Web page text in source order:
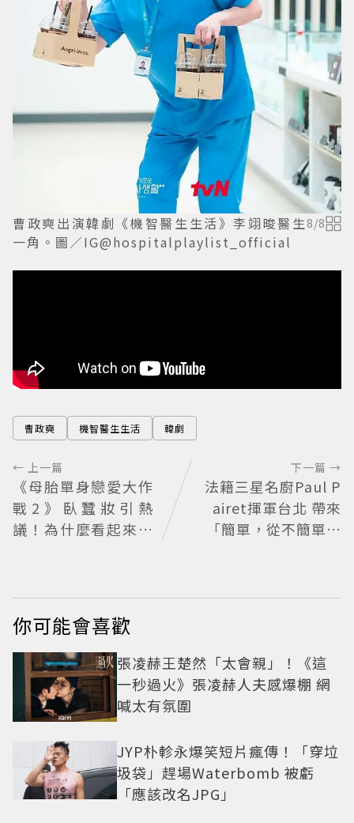
曹政奭出演韓劇《機智醫生生活》李翊晙醫生
一角。圖／IG@hospitalplaylist_official
8/8
曹政奭 機智醫生生活 韓劇
← 上一篇
《母胎單身戀愛大作
戰2》臥蠶妝引熱
議！為什麼看起來這
下一篇 →
法籍三星名廚Paul P
airet揮軍台北 帶來
「簡單，從不簡單」
你可能會喜歡
張凌赫王楚然「太會親」！《這
一秒過火》張凌赫人夫感爆棚 網
喊太有氛圍
JYP朴軫永爆笑短片瘋傳！「穿垃
圾袋」趕場Waterbomb 被虧
「應該改名JPG」